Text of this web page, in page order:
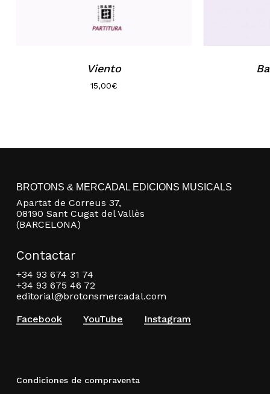
Viento
15,00€
BROTONS & MERCADAL EDICIONS MUSICALS
Apartat de Correus 37,
08190 Sant Cugat del Vallès
(BARCELONA)
Contactar
+34 93 674 31 74
+34 93 675 46 72
editorial@brotonsmercadal.com
Facebook
YouTube Instagram
Condiciones de compraventa